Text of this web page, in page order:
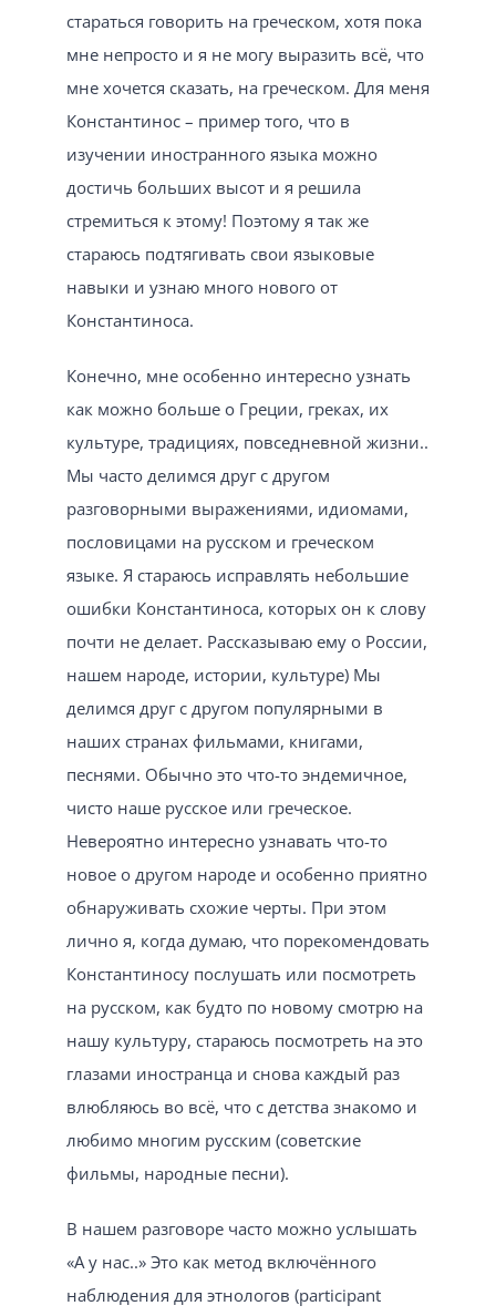
стараться говорить на греческом, хотя пока
мне непросто и я не могу выразить всё, что
мне хочется сказать, на греческом. Для меня
Константинос – пример того, что в
изучении иностранного языка можно
достичь больших высот и я решила
стремиться к этому! Поэтому я так же
стараюсь подтягивать свои языковые
навыки и узнаю много нового от
Константиноса.
Конечно, мне особенно интересно узнать
как можно больше о Греции, греках, их
культуре, традициях, повседневной жизни..
Мы часто делимся друг с другом
разговорными выражениями, идиомами,
пословицами на русском и греческом
языке. Я стараюсь исправлять небольшие
ошибки Константиноса, которых он к слову
почти не делает. Рассказываю ему о России,
нашем народе, истории, культуре) Мы
делимся друг с другом популярными в
наших странах фильмами, книгами,
песнями. Обычно это что-то эндемичное,
чисто наше русское или греческое.
Невероятно интересно узнавать что-то
новое о другом народе и особенно приятно
обнаруживать схожие черты. При этом
лично я, когда думаю, что порекомендовать
Константиносу послушать или посмотреть
на русском, как будто по новому смотрю на
нашу культуру, стараюсь посмотреть на это
глазами иностранца и снова каждый раз
влюбляюсь во всё, что с детства знакомо и
любимо многим русским (советские
фильмы, народные песни).
В нашем разговоре часто можно услышать
«А у нас..» Это как метод включённого
наблюдения для этнологов (participant